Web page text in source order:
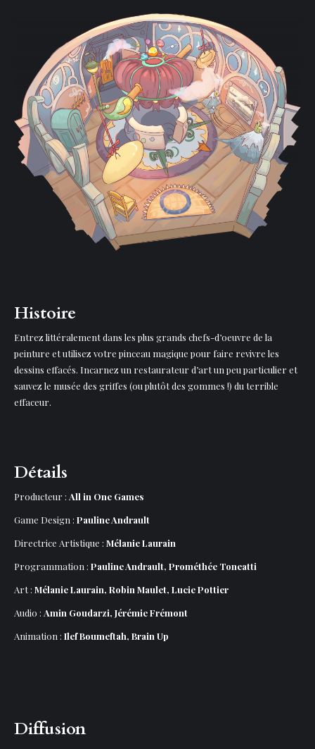
Histoire
Entrez littéralement dans les plus grands chefs-d’oeuvre de la
peinture et utilisez votre pinceau magique pour faire revivre les
dessins effacés. Incarnez un restaurateur d’art un peu particulier et
sauvez le musée des griffes (ou plutôt des gommes !) du terrible
effaceur.
Détails
Producteur : All in One Games
Game Design : Pauline Andrault
Directrice Artistique : Mélanie Laurain
Programmation : Pauline Andrault, Prométhée Toneatti
Art : Mélanie Laurain, Robin Maulet, Lucie Pottier
Audio : Amin Goudarzi, Jérémie Frémont
Animation : Ilef Boumeftah, Brain Up
Diffusion